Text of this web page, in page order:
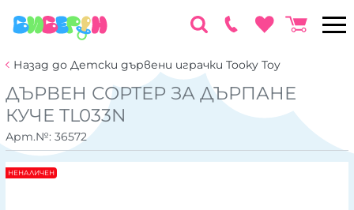
Назад до Детски дървени играчки Tooky Toy
ДЪРВЕН СОРТЕР ЗА ДЪРПАНЕ
КУЧЕ TL033N
Арт.№: 36572
НЕНАЛИЧЕН